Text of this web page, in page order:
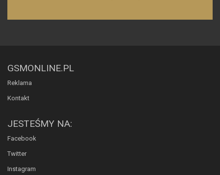
GSMONLINE.PL
Reklama
Kontakt
JESTEŚMY NA:
Facebook
Twitter
Instagram